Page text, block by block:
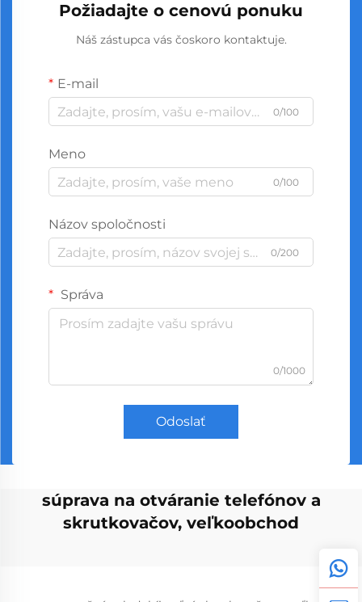
Požiadajte o cenovú ponuku
Náš zástupca vás čoskoro kontaktuje.
E-mail
0/100
Meno
0/100
Názov spoločnosti
0/200
Správa
0/1000
Odoslať
súprava na otváranie telefónov a
skrutkovačov, veľkoobchod